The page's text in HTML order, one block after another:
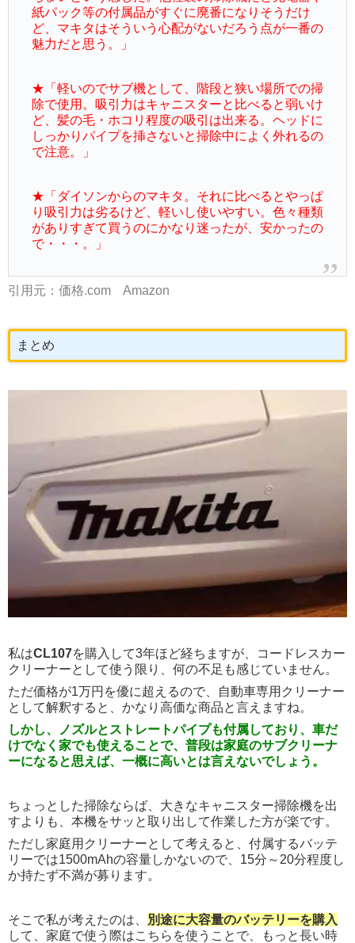
紙パック等の付属品がすぐに廃番になりそうだけ
ど、マキタはそういう心配がないだろう点が一番の
魅力だと思う。」
★「軽いのでサブ機として、階段と狭い場所での掃
除で使用。吸引力はキャニスターと比べると弱いけ
ど、髪の毛・ホコリ程度の吸引は出来る。ヘッドに
しっかりパイプを挿さないと掃除中によく外れるの
で注意。」
★「ダイソンからのマキタ。それに比べるとやっぱ
り吸引力は劣るけど、軽いし使いやすい。色々種類
がありすぎて買うのにかなり迷ったが、安かったの
で・・・。」
引用元：価格.com Amazon
まとめ
私はCL107を購入して3年ほど経ちますが、コードレスカー
クリーナーとして使う限り、何の不足も感じていません。
ただ価格が1万円を優に超えるので、自動車専用クリーナー
として解釈すると、かなり高価な商品と言えますね。
しかし、ノズルとストレートパイプも付属しており、車だ
けでなく家でも使えることで、普段は家庭のサブクリーナ
ーになると思えば、一概に高いとは言えないでしょう。
ちょっとした掃除ならば、大きなキャニスター掃除機を出
すよりも、本機をサッと取り出して作業した方が楽です。
ただし家庭用クリーナーとして考えると、付属するバッテ
リーでは1500mAhの容量しかないので、15分～20分程度し
か持たず不満が募ります。
そこで私が考えたのは、
別途に大容量のバッテリーを購入
して、家庭で使う際はこちらを使うことで、もっと長い時